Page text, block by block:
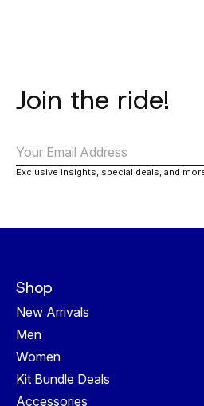
Join the ride!
Exclusive insights, special deals, and
Shop
New Arrivals
Men
Women
Kit Bundle Deals
Accessories